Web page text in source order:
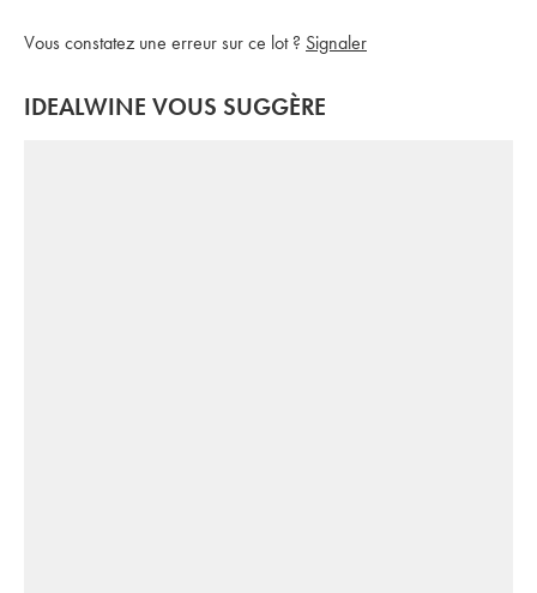
Vous constatez une erreur sur ce lot ? Signaler
IDEALWINE VOUS SUGGÈRE